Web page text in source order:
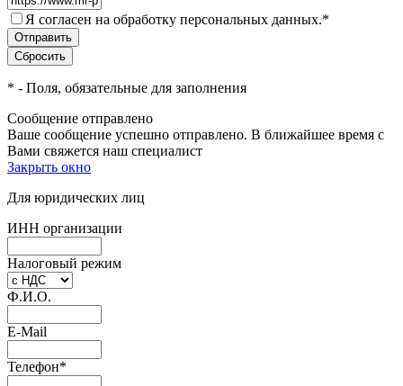
Я согласен на обработку персональных данных.*
* - Поля, обязательные для заполнения
Сообщение отправлено
Ваше сообщение успешно отправлено. В ближайшее время с
Вами свяжется наш специалист
Закрыть окно
Для юридических лиц
ИНН организации
Налоговый режим
Ф.И.О.
E-Mail
Телефон*